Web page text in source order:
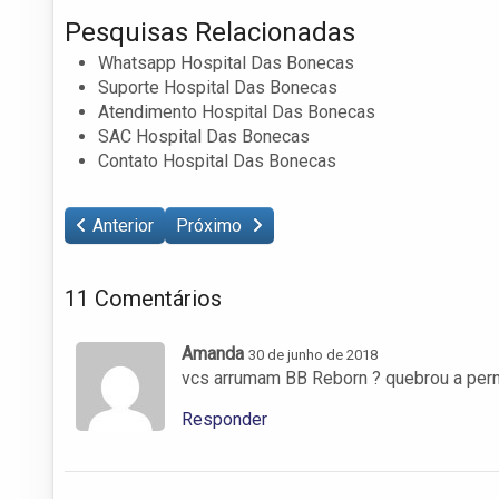
Pesquisas Relacionadas
Whatsapp Hospital Das Bonecas
Suporte Hospital Das Bonecas
Atendimento Hospital Das Bonecas
SAC Hospital Das Bonecas
Contato Hospital Das Bonecas
Anterior Próximo
11 Comentários
Amanda 30 de junho de 2018
vcs arrumam BB Reborn ? quebrou a
Responder